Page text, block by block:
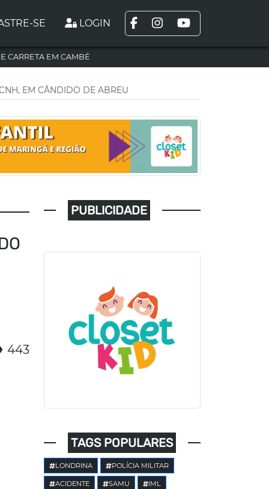
SE LOGIN
CARRETA EM CAMBÉ
EM CÂNDIDO DE ABREU
443
PUBLICIDADE
TAGS POPULARES
LONDRINA POLÍCIA MILITAR
ACIDENTE SAMU IML